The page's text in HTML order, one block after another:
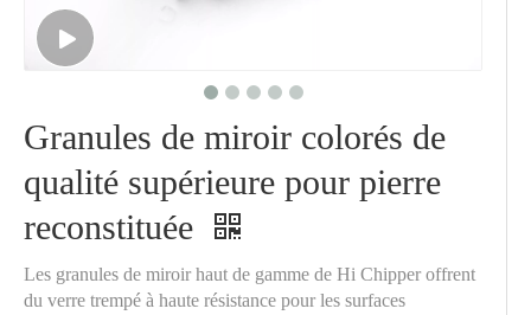
Granules de miroir colorés de
qualité supérieure pour pierre
reconstituée
Les granules de miroir haut de gamme de Hi Chipper offrent
du verre trempé à haute résistance pour les surfaces